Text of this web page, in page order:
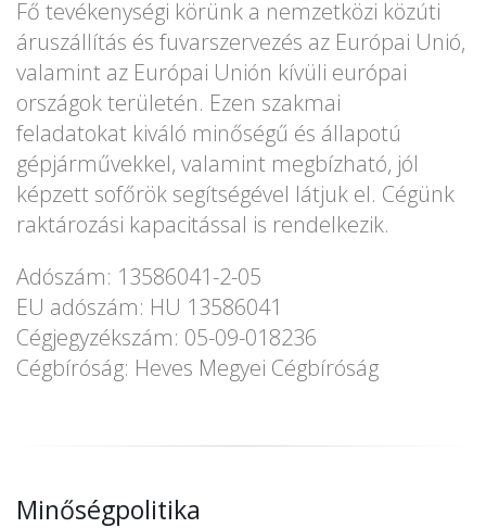
Fő tevékenységi körünk a nemzetközi közúti
áruszállítás és fuvarszervezés az Európai Unió,
valamint az Európai Unión kívüli európai
országok területén. Ezen szakmai
feladatokat kiváló minőségű és állapotú
gépjárművekkel, valamint megbízható, jól
képzett sofőrök segítségével látjuk el. Cégünk
raktározási kapacitással is rendelkezik.
Adószám: 13586041-2-05
EU adószám: HU 13586041
Cégjegyzékszám: 05-09-018236
Cégbíróság: Heves Megyei Cégbíróság
Minőségpolitika